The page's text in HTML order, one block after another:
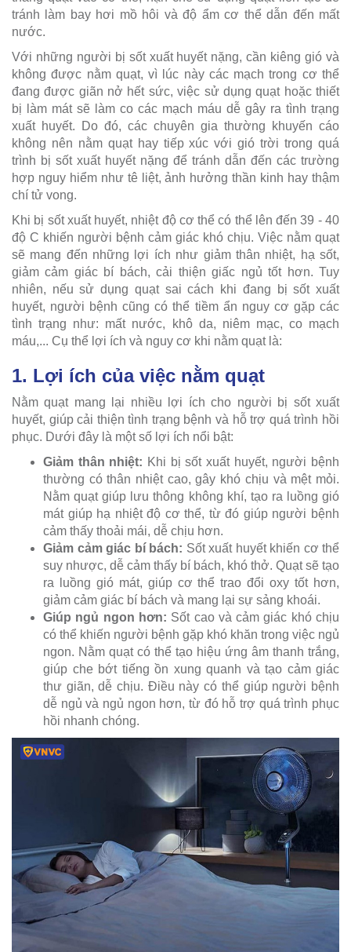
tránh làm bay hơi mồ hôi và độ ẩm cơ thể dẫn đến mất
nước.
Với những người bị sốt xuất huyết nặng, cần kiêng gió và
không được nằm quạt, vì lúc này các mạch trong cơ thể
đang được giãn nở hết sức, việc sử dụng quạt hoặc thiết
bị làm mát sẽ làm co các mạch máu dễ gây ra tình trạng
xuất huyết. Do đó, các chuyên gia thường khuyến cáo
không nên nằm quạt hay tiếp xúc với gió trời trong quá
trình bị sốt xuất huyết nặng để tránh dẫn đến các trường
hợp nguy hiểm như tê liệt, ảnh hưởng thần kinh hay thậm
chí tử vong.
Khi bị sốt xuất huyết, nhiệt độ cơ thể có thể lên đến 39 - 40
độ C khiến người bệnh cảm giác khó chịu. Việc nằm quạt
sẽ mang đến những lợi ích như giảm thân nhiệt, hạ sốt,
giảm cảm giác bí bách, cải thiện giấc ngủ tốt hơn. Tuy
nhiên, nếu sử dụng quạt sai cách khi đang bị sốt xuất
huyết, người bệnh cũng có thể tiềm ẩn nguy cơ gặp các
tình trạng như: mất nước, khô da, niêm mạc, co mạch
máu,... Cụ thể lợi ích và nguy cơ khi nằm quạt là:
1. Lợi ích của việc nằm quạt
Nằm quạt mang lại nhiều lợi ích cho người bị sốt xuất
huyết, giúp cải thiện tình trạng bệnh và hỗ trợ quá trình hồi
phục. Dưới đây là một số lợi ích nổi bật:
Giảm thân nhiệt: Khi bị sốt xuất huyết, người bệnh
thường có thân nhiệt cao, gây khó chịu và mệt mỏi.
Nằm quạt giúp lưu thông không khí, tạo ra luồng gió
mát giúp hạ nhiệt độ cơ thể, từ đó giúp người bệnh
cảm thấy thoải mái, dễ chịu hơn.
Giảm cảm giác bí bách: Sốt xuất huyết khiến cơ thể
suy nhược, dễ cảm thấy bí bách, khó thở. Quạt sẽ tạo
ra luồng gió mát, giúp cơ thể trao đổi oxy tốt hơn,
giảm cảm giác bí bách và mang lại sự sảng khoái.
Giúp ngủ ngon hơn: Sốt cao và cảm giác khó chịu
có thể khiến người bệnh gặp khó khăn trong việc ngủ
ngon. Nằm quạt có thể tạo hiệu ứng âm thanh trắng,
giúp che bớt tiếng ồn xung quanh và tạo cảm giác
thư giãn, dễ chịu. Điều này có thể giúp người bệnh
dễ ngủ và ngủ ngon hơn, từ đó hỗ trợ quá trình phục
hồi nhanh chóng.